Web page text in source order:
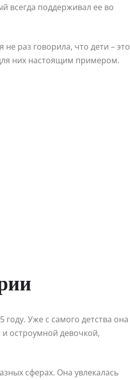
всегда поддерживал ее во
раз говорила, что дети – это
них настоящим примером.
Уже с самого детства она
остроумной девочкой,
сферах. Она увлекалась